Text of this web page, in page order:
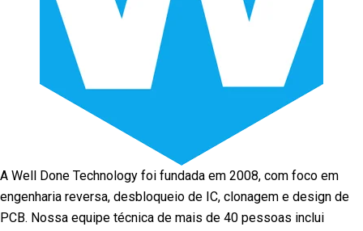
A Well Done Technology foi fundada em 2008, com foco em
engenharia reversa, desbloqueio de IC, clonagem e design de
PCB. Nossa equipe técnica de mais de 40 pessoas inclui